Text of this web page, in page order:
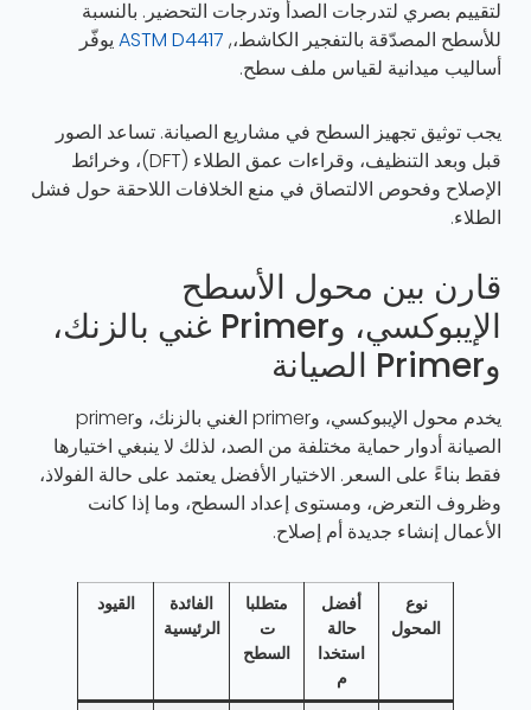
لتقييم بصري لتدرجات الصدأ وتدرجات التحضير. بالنسبة
للأسطح المصدّقة بالتفجير الكاشط،, ASTM D4417يوفّر
أساليب ميدانية لقياس ملف سطح.
يجب توثيق تجهيز السطح في مشاريع الصيانة. تساعد الصور
قبل وبعد التنظيف، وقراءات عمق الطلاء (DFT)، وخرائط
الإصلاح وفحوص الالتصاق في منع الخلافات اللاحقة حول فشل
الطلاء.
قارن بين محول الأسطح
الإيبوكسي، وPrimer غني بالزنك،
وPrimer الصيانة
يخدم محول الإيبوكسي، وprimer الغني بالزنك، وprimer
الصيانة أدوار حماية مختلفة من الصد، لذلك لا ينبغي اختيارها
فقط بناءً على السعر. الاختيار الأفضل يعتمد على حالة الفولاذ،
وظروف التعرض، ومستوى إعداد السطح، وما إذا كانت
الأعمال إنشاء جديدة أم إصلاح.
نوع
المحول
أفضل
حالة
استخدا
م
متطلبا
ت
السطح
الفائدة
الرئيسية
القيود